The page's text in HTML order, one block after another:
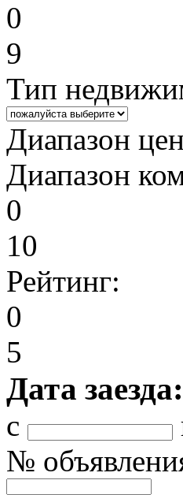
0
9
Тип
Диапазон
Диапазон
0
10
Рейтинг:
0
5
Дата заезда:
с
№